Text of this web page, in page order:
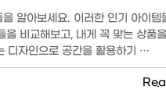
알아보세요. 이러한 인기 아이
비교해보고, 내게 꼭 맞는 상
디자인으로 공간을 활용하기 …